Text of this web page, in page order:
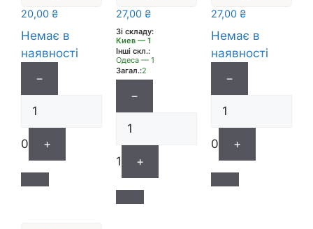
декору
ГОЛКАМИ
(фанера)
20,00 ₴
Немає в
наявності
−
0 +
декору(фа
магніті
ЄДИНОРІГ
27,00 ₴
Зі складу:
Киев — 1
Інші скл.:
Одеса — 1
Загал.:2
−
1 +
декору
О З
РОЖКАМИ
(фанера)
6х7см
27,00 ₴
Немає в
наявності
−
0 +